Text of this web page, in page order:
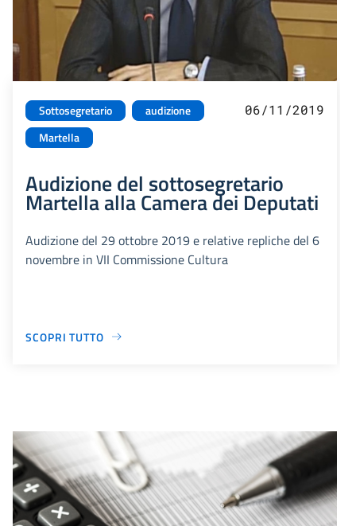
Sottosegretario
audizione
Martella
06/11/2019
Audizione del sottosegretario
Martella alla Camera dei Deputati
Audizione del 29 ottobre 2019 e relative repliche del 6
novembre in VII Commissione Cultura
SCOPRI TUTTO